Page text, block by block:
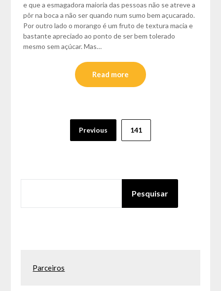
e que a esmagadora maioria das pessoas não se atreve a
pôr na boca a não ser quando num sumo bem açucarado.
Por outro lado o morango é um fruto de textura macia e
bastante apreciado ao ponto de ser bem tolerado
mesmo sem açúcar. Mas…
Read more
Previous 141
Pesquisar
Parceiros